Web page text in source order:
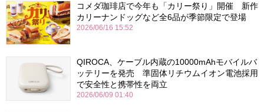
コメダ珈琲店で今年も「カリー祭り」開催 新作
カリーナンドッグなど全6品が季節限定で登場
2026/06/16 15:52
QIROCA、ケーブル内蔵の10000mAhモバイルバ
ッテリーを発売 準固体リチウムイオン電池採用
で安全性と携帯性を両立
2026/06/09 01:40